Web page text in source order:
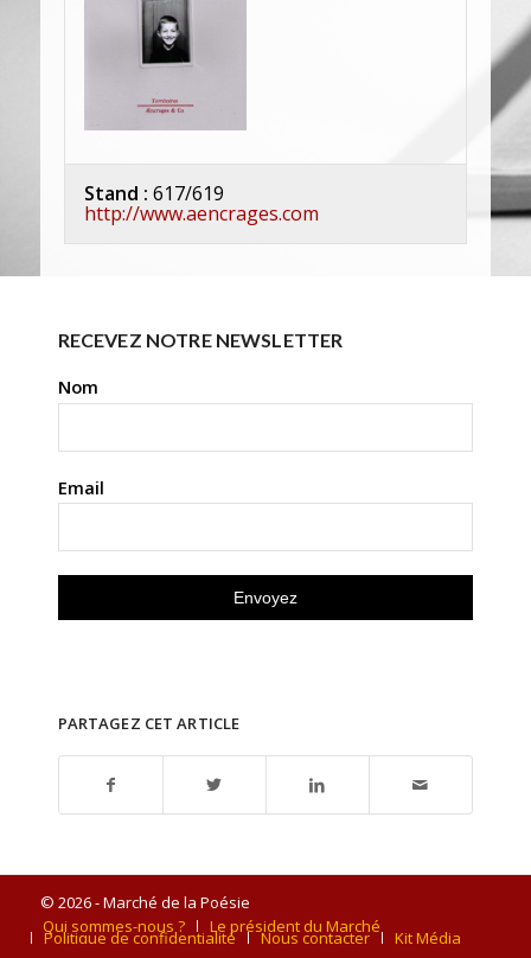
Stand : 617/619
http://www.aencrages.com
RECEVEZ NOTRE NEWSLETTER
Nom
Email
PARTAGEZ CET ARTICLE
© 2026 - Marché de la Poésie
Qui sommes-nous ?
Le président du Marché
Politique de confidentialité Nous contacter Kit Média